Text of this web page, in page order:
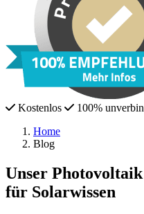
Kostenlos 100%
Home
Blog
Unser
für Solarwissen